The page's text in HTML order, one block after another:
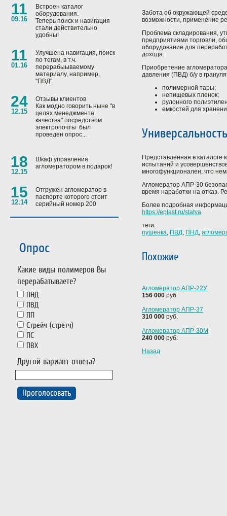
11
09.16
Встроен каталог
оборудования.
Теперь поиск и навигация
стали действительно
удобны!
11
01.16
Улучшена навигация, поиск
по тегам, в т.ч.
перерабыываемому
материалу, например,
"ПВД"
24
12.15
Отзывы клиентов
Как модно говорить ныне "в
целях менеджмента
качества" посредством
электропочты был
проведен опрос...
18
12.15
Шкаф управления
агломератором в подарок!
15
12.14
Отгружен агломератор в
паспорте которого стоит
серийный номер 200
Опрос
Какие виды полимеров Вы
перерабатываете?
ПНД
ПВД
ПП
Стрейч (стретч)
ПС
ПВХ
Другой вариант ответа?
Забота об окружающей
возможности, применение
Проблема складирования,
предприятиями торговли,
оборудование для
дохода.
Приобретение
давления (ПВД) б/у в
полимерной тары;
непищевых пленок;
рулонного
емкостей для
Представленная в каталоге
испытаний и
многофункционален, что
Агломератор АПР-30
время наработки на отказ.
Более подробная
https://eplast.ru/statya
теги:
пушенка ПВД ПНД
Похожие
Агломератор АПР-22У
156 000 руб.
Агломератор АПР-37
310 000 руб.
Агломератор АПР-30М
240 000 руб.
Назад